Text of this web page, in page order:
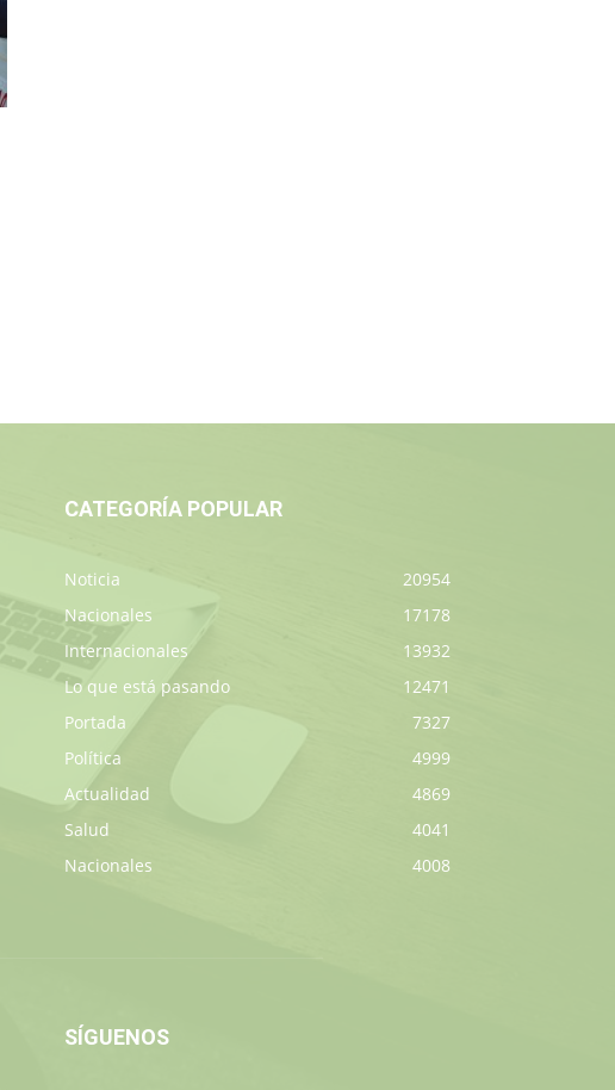
CATEGORÍA POPULAR
Noticia
20954
Nacionales
17178
Internacionales
13932
Lo que está pasando
12471
Portada
7327
Política
4999
Actualidad
4869
Salud
4041
Nacionales
4008
SÍGUENOS